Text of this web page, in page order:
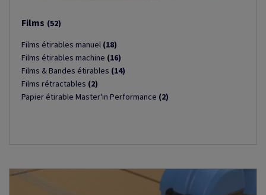
Films (52)
Films étirables manuel (18)
Films étirables machine (16)
Films & Bandes étirables (14)
Films rétractables (2)
Papier étirable Master'in Performance (2)